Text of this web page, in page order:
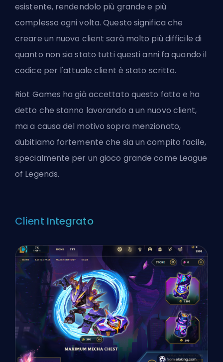
esistente, rendendolo più grande e più
complesso ogni volta. Questo significa che
creare un nuovo client sarà molto più difficile di
quanto non sia stato tutti questi anni fa quando il
codice per l'attuale client è stato scritto.
Riot Games ha già accettato questo fatto e ha
detto che stanno lavorando a un nuovo client,
ma a causa del motivo sopra menzionato,
dubitiamo fortemente che sia un compito facile,
specialmente per un gioco grande come League
of Legends.
Client Integrato